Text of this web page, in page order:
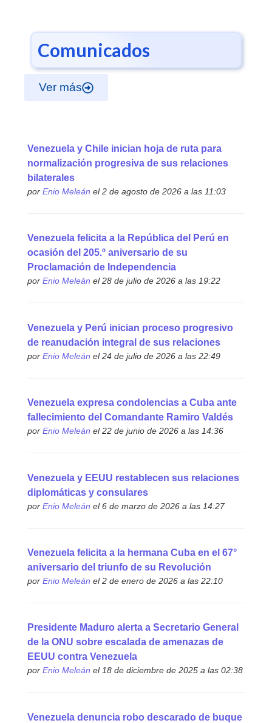
Comunicados
Ver más
Venezuela y Chile inician hoja de ruta para
normalización progresiva de sus relaciones
bilaterales
por Enio Meleán el 2 de agosto de 2026 a las 11:03
Venezuela felicita a la República del Perú en
ocasión del 205.º aniversario de su
Proclamación de Independencia
por Enio Meleán el 28 de julio de 2026 a las 19:22
Venezuela y Perú inician proceso progresivo
de reanudación integral de sus relaciones
por Enio Meleán el 24 de julio de 2026 a las 22:49
Venezuela expresa condolencias a Cuba ante
fallecimiento del Comandante Ramiro Valdés
por Enio Meleán el 22 de junio de 2026 a las 14:36
Venezuela y EEUU restablecen sus relaciones
diplomáticas y consulares
por Enio Meleán el 6 de marzo de 2026 a las 14:27
Venezuela felicita a la hermana Cuba en el 67°
aniversario del triunfo de su Revolución
por Enio Meleán el 2 de enero de 2026 a las 22:10
Presidente Maduro alerta a Secretario General
de la ONU sobre escalada de amenazas de
EEUU contra Venezuela
por Enio Meleán el 18 de diciembre de 2025 a las 02:38
Venezuela denuncia robo descarado de buque